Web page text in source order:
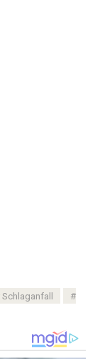
Schlaganfall